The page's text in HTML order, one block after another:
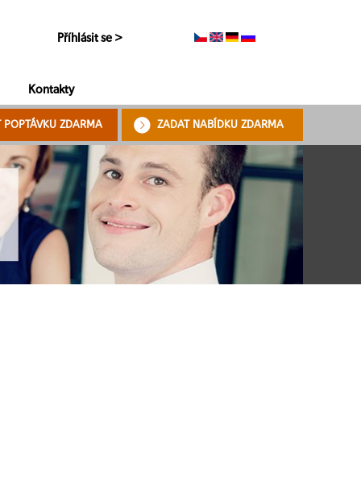
Příhlásit se >
Kontakty
POPTÁVKU ZDARMA ZADAT NABÍDKU ZDARMA